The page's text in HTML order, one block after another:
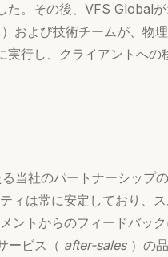
た。その後、VFS Global
および技術チームが、物
行し、クライアントへの
当社のパートナーシップ
ィは常に安定しており、
ントからのフィードバッ
ービス（ after-sales）の